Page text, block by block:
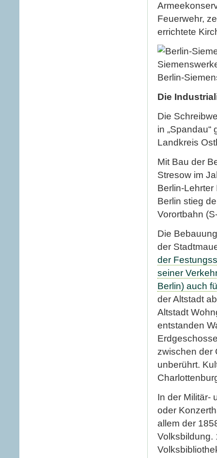
Feuerwehr,
errichtete
Berlin-
Die
Die
in
Landkreis
Mit Bau der
Stresow im
Berlin-
Berlin stieg
Vorortbahn
Die
der
der
seiner
Berlin) auch
der Altstadt
Altstadt
entstanden
zwischen der
unberührt.
In der Militär-
oder
allem der
Volksbildung.